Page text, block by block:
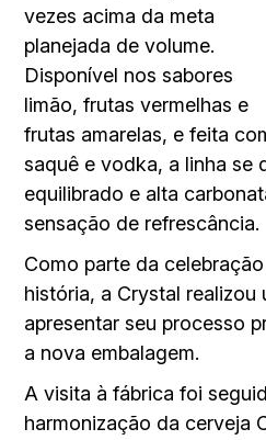
vezes acima da meta
planejada de volume.
Disponível nos sabores
limão, frutas vermelhas e
frutas amarelas, e feita
saquê e vodka, a linha se
equilibrado e alta
sensação de refrescância.
Como parte da
história, a Crystal realizou
apresentar seu processo
a nova embalagem.
A visita à fábrica foi
harmonização da cerveja